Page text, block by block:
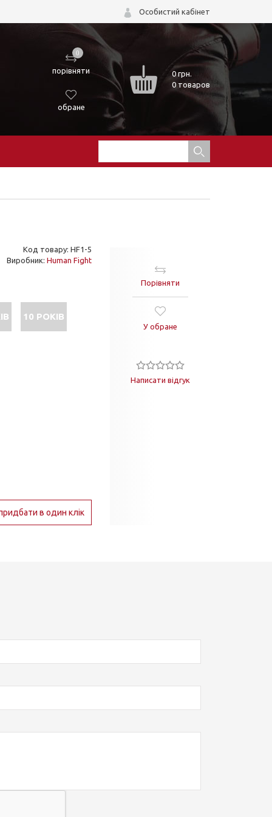
Особистий кабінет
0
порівняти
обране
0грн.
0 товаров
Код товару: HF1-5
Виробник: Human Fight
10 РОКІВ
в один клік
Порівняти
У обране
Написати відгук